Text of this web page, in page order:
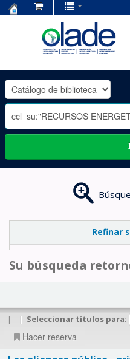
OLADE
-
Refinar
Su búsqueda
| | Seleccionar títulos para:
Hacer reserva